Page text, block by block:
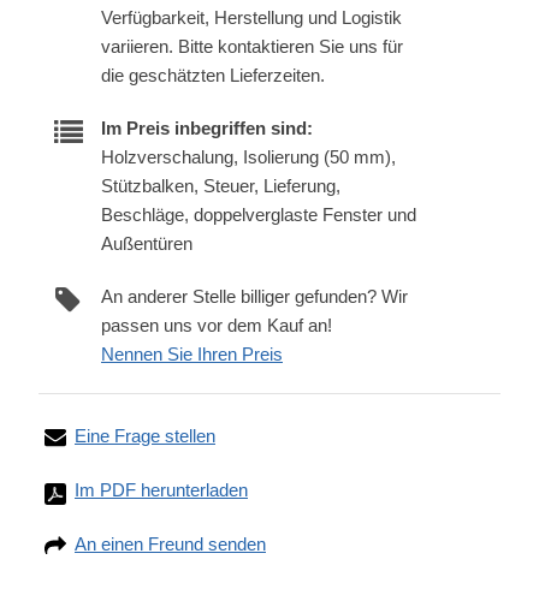
Verfügbarkeit, Herstellung und Logistik
variieren. Bitte kontaktieren Sie uns für
die geschätzten Lieferzeiten.
Im Preis inbegriffen sind:
Holzverschalung, Isolierung (50 mm),
Stützbalken, Steuer, Lieferung,
Beschläge, doppelverglaste Fenster und
Außentüren
An anderer Stelle billiger gefunden? Wir
passen uns vor dem Kauf an!
Nennen Sie Ihren Preis
Eine Frage stellen
Im PDF herunterladen
An einen Freund senden